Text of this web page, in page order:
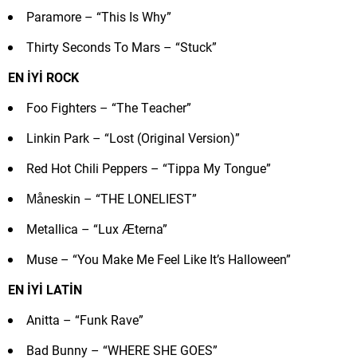
Paramore – “This Is Why”
Thirty Seconds To Mars – “Stuck”
EN İYİ ROCK
Foo Fighters – “The Teacher”
Linkin Park – “Lost (Original Version)”
Red Hot Chili Peppers – “Tippa My Tongue”
Måneskin – “THE LONELIEST”
Metallica – “Lux Æterna”
Muse – “You Make Me Feel Like It’s Halloween”
EN İYİ LATİN
Anitta – “Funk Rave”
Bad Bunny – “WHERE SHE GOES”